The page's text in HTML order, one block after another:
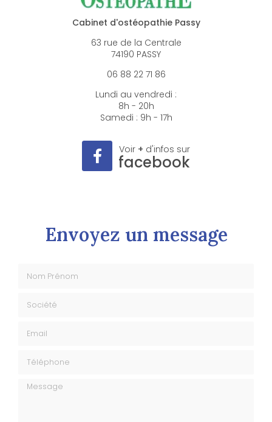
Cabinet d'ostéopathie Passy
63 rue de la Centrale
74190 PASSY
06 88 22 71 86
Lundi au vendredi :
8h - 20h
Samedi : 9h - 17h
Voir + d'infos sur
facebook
Envoyez un message
Message